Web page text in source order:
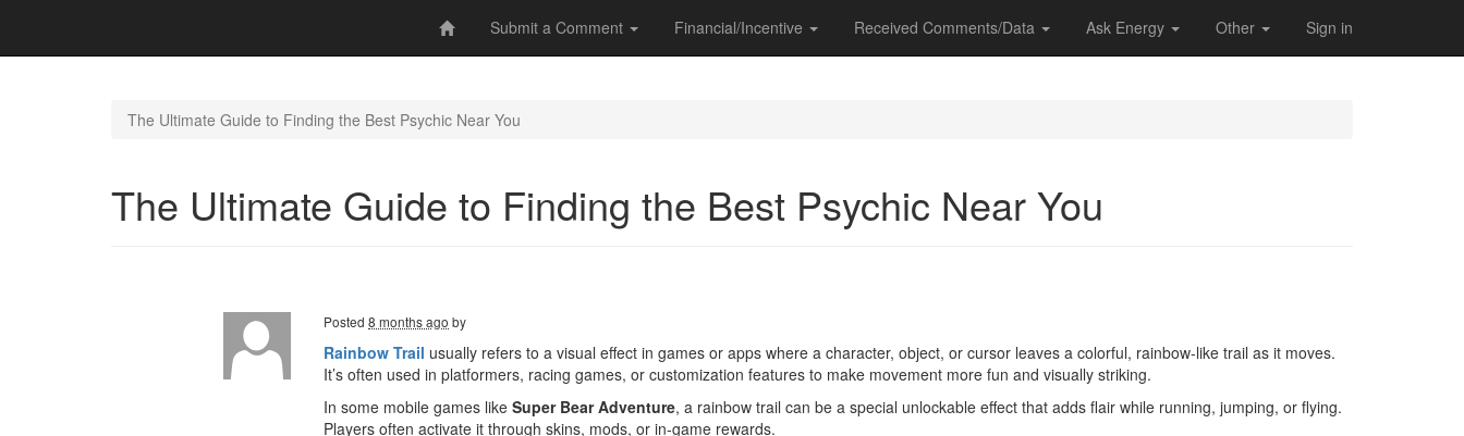
Submit a Comment Financial/Incentive Received Comments/Data Ask Energy Other Sign in
The Ultimate Guide to Finding the Best Psychic Near You
The Ultimate Guide to Finding the Best Psychic Near You
Posted 8 months ago by
Rainbow Trail usually refers to a visual effect in games or apps where a character, object, or cursor leaves a colorful, rainbow-like trail as it moves.
It’s often used in platformers, racing games, or customization features to make movement more fun and visually striking.
In some mobile games like Super Bear Adventure, a rainbow trail can be a special unlockable effect that adds flair while running, jumping, or flying.
Players often activate it through skins, mods, or in-game rewards.